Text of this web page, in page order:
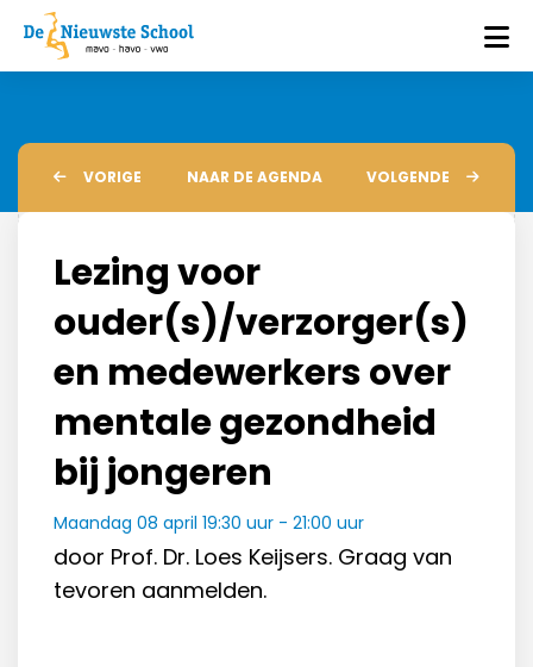
VORIGE NAAR DE AGENDA VOLGENDE
Lezing voor
ouder(s)/verzorger(s)
en medewerkers over
mentale gezondheid
bij jongeren
Maandag 08 april 19:30 uur - 21:00 uur
door Prof. Dr. Loes Keijsers. Graag van
tevoren aanmelden.